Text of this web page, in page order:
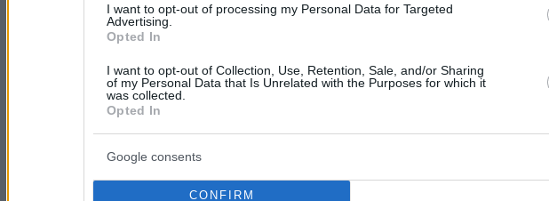
I want to opt-out of processing my Personal Data for Targeted
Advertising.
Opted In
I want to opt-out of Collection, Use, Retention, Sale, and/or Sharing
of my Personal Data that Is Unrelated with the Purposes for which it
was collected.
Opted In
Google consents
CONFIRM